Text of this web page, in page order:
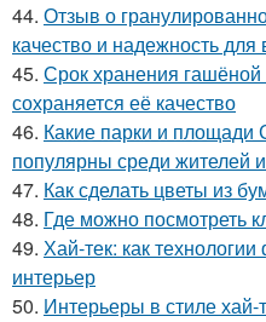
44. Отзыв о
качество и надежность для
45. Срок хранения гашёной
сохраняется её качество
46. Какие парки и площади
популярны среди жителей
47. Как сделать цветы из
48. Где можно посмотреть
49. Хай-тек: как
интерьер
50. Интерьеры в стиле хай-